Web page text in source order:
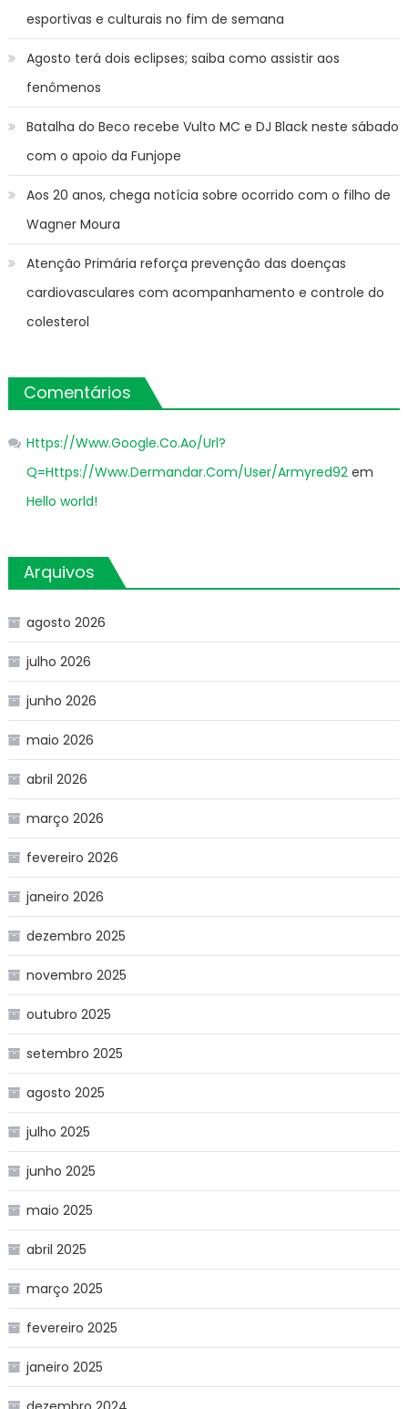
esportivas e culturais no fim de semana
Agosto terá dois eclipses; saiba como assistir aos
fenômenos
Batalha do Beco recebe Vulto MC e DJ Black neste sábado
com o apoio da Funjope
Aos 20 anos, chega notícia sobre ocorrido com o filho de
Wagner Moura
Atenção Primária reforça prevenção das doenças
cardiovasculares com acompanhamento e controle do
colesterol
Comentários
Https://Www.Google.Co.Ao/Url?
Q=Https://Www.Dermandar.Com/User/Armyred92em
Hello world!
Arquivos
agosto 2026
julho 2026
junho 2026
maio 2026
abril 2026
março 2026
fevereiro 2026
janeiro 2026
dezembro 2025
novembro 2025
outubro 2025
setembro 2025
agosto 2025
julho 2025
junho 2025
maio 2025
abril 2025
março 2025
fevereiro 2025
janeiro 2025